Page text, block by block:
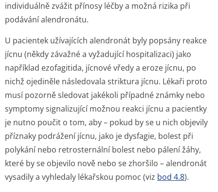
individuálně zvážit přínosy léčby a možná rizika při
podávání alendronátu.
U pacientek užívajících alendronát byly popsány reakce
jícnu (někdy závažné a vyžadující hospitalizaci) jako
například ezofagitida, jícnové vředy a eroze jícnu, po
nichž ojediněle následovala striktura jícnu. Lékaři proto
musí pozorně sledovat jakékoli případné známky nebo
symptomy signalizující možnou reakci jícnu a pacientky
je nutno poučit o tom, aby – pokud by se u nich objevily
příznaky podrážení jícnu, jako je dysfagie, bolest při
polykání nebo retrosternální bolest nebo pálení žáhy,
které by se objevilo nově nebo se zhoršilo – alendronát
vysadily a vyhledaly lékařskou pomoc (viz bod 4.8).